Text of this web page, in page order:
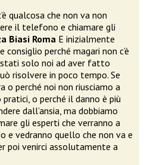
qualcosa che non va non
il telefono e chiamare gli
Biasi Roma E inizialmente
perché magari non c’è
solo noi ad aver fatto
risolvere in poco tempo. Se
o perché noi non riusciamo a
o perché il danno è più
dall’ansia, ma dobbiamo
gli esperti che verranno a
e vedranno quello che non va e
poi venirci assolutamente a